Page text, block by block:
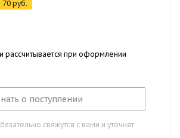
70 руб.
рассчитывается при оформлении
о поступлении
свяжутся с вами и уточнят